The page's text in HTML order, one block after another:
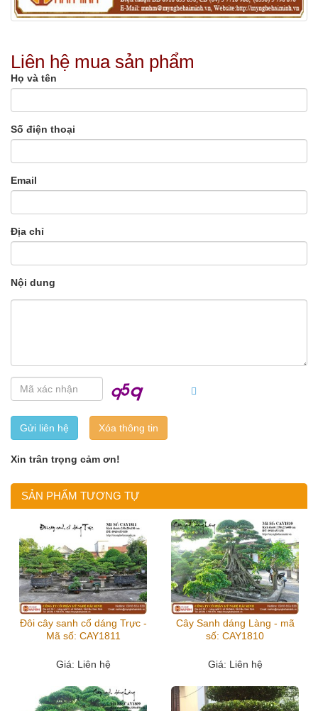
Liên hệ mua sản phẩm
Họ và tên
Số điện thoại
Email
Địa chỉ
Nội dung
Gửi liên hệ
Xin trân trọng cảm ơn!
SẢN PHẨM TƯƠNG TỰ
Đôi cây sanh cổ dáng Trực -
Mã số: CAY1811
Giá: Liên hệ
Cây Sanh dáng Làng - mã
số: CAY1810
Giá: Liên hệ